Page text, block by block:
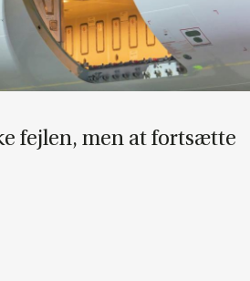
fejl­en, men at fort­sæt­te
er ikke fejl­en, men at fort­sæt­te